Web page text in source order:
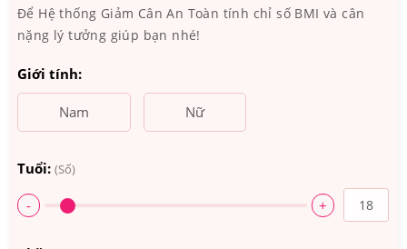
Để Hệ thống Giảm Cân An Toàn tính chỉ số BMI và cân
nặng lý tưởng giúp bạn nhé!
Giới tính:
Nam Nữ
Tuổi: (Số)
- +